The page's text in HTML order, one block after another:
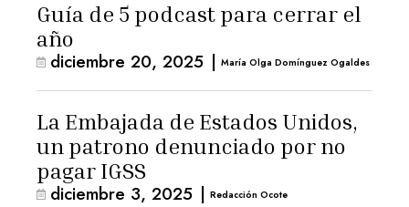
Guía de 5 podcast para cerrar el
año
diciembre 20, 2025 | María Olga Domínguez Ogaldes
La Embajada de Estados Unidos,
un patrono denunciado por no
pagar IGSS
diciembre 3, 2025 | Redacción Ocote